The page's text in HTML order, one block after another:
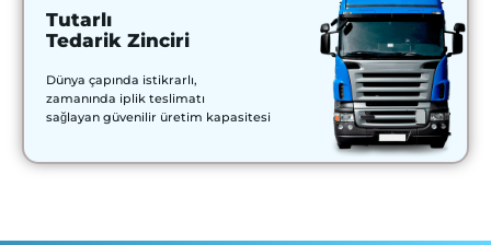
Tutarlı
Tedarik Zinciri
Dünya çapında istikrarlı,
zamanında iplik teslimatı
sağlayan güvenilir üretim kapasitesi